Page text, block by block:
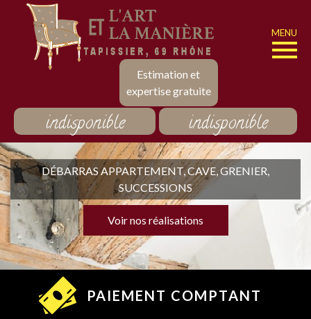
Estimation et
expertise gratuite
MENU
indisponible indisponible
DÉBARRAS APPARTEMENT, CAVE, GRENIER,
SUCCESSIONS
Voir nos réalisations
PAIEMENT COMPTANT